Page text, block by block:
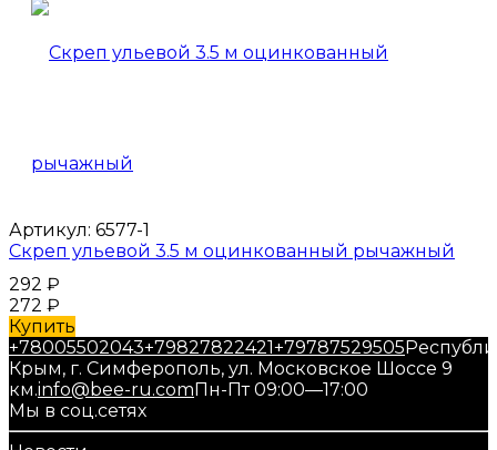
Артикул: 6577-1
Скреп ульевой 3.5 м оцинкованный рычажный
292 ₽
272 ₽
Купить
+78005502043+79827822421+79787529505
Крым, г. Симферополь, ул. Московское Шоссе 9
км.info@bee-ru.comПн-Пт 09:00—17:00
Мы в соц.сетях